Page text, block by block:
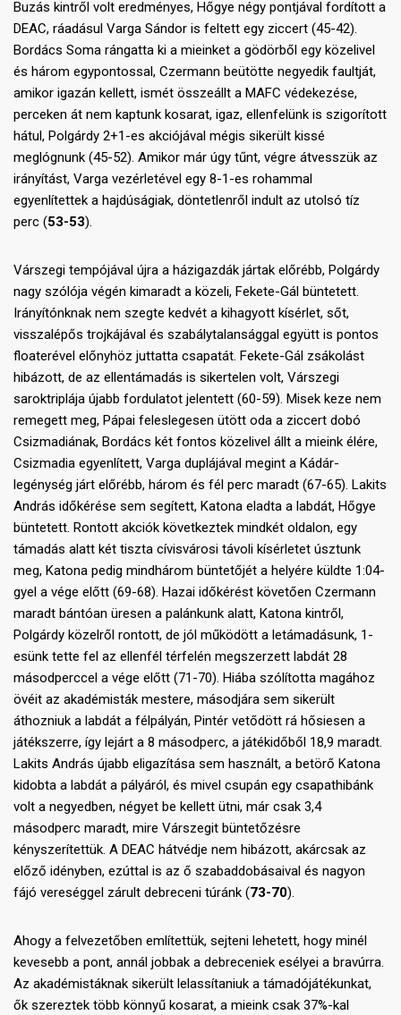
Buzás kintről volt eredményes, Hőgye négy pontjával fordított a
DEAC, ráadásul Varga Sándor is feltett egy ziccert (45-42).
Bordács Soma rángatta ki a mieinket a gödörből egy közelivel
és három egypontossal, Czermann beütötte negyedik faultját,
amikor igazán kellett, ismét összeállt a MAFC védekezése,
perceken át nem kaptunk kosarat, igaz, ellenfelünk is szigorított
hátul, Polgárdy 2+1-es akciójával mégis sikerült kissé
meglógnunk (45-52). Amikor már úgy tűnt, végre átvesszük az
irányítást, Varga vezérletével egy 8-1-es rohammal
egyenlítettek a hajdúságiak, döntetlenről indult az utolsó tíz
perc (53-53).
Várszegi tempójával újra a házigazdák jártak előrébb, Polgárdy
nagy szólója végén kimaradt a közeli, Fekete-Gál büntetett.
Irányítónknak nem szegte kedvét a kihagyott kísérlet, sőt,
visszalépős trojkájával és szabálytalansággal együtt is pontos
floaterével előnyhöz juttatta csapatát. Fekete-Gál zsákolást
hibázott, de az ellentámadás is sikertelen volt, Várszegi
saroktriplája újabb fordulatot jelentett (60-59). Misek keze nem
remegett meg, Pápai feleslegesen ütött oda a ziccert dobó
Csizmadiának, Bordács két fontos közelivel állt a mieink élére,
Csizmadia egyenlített, Varga duplájával megint a Kádár-
legénység járt előrébb, három és fél perc maradt (67-65). Lakits
András időkérése sem segített, Katona eladta a labdát, Hőgye
büntetett. Rontott akciók következtek mindkét oldalon, egy
támadás alatt két tiszta cívisvárosi távoli kísérletet úsztunk
meg, Katona pedig mindhárom büntetőjét a helyére küldte 1:04-
gyel a vége előtt (69-68). Hazai időkérést követően Czermann
maradt bántóan üresen a palánkunk alatt, Katona kintről,
Polgárdy közelről rontott, de jól működött a letámadásunk, 1-
esünk tette fel az ellenfél térfelén megszerzett labdát 28
másodperccel a vége előtt (71-70). Hiába szólította magához
övéit az akadémisták mestere, másodjára sem sikerült
áthozniuk a labdát a félpályán, Pintér vetődött rá hősiesen a
játékszerre, így lejárt a 8 másodperc, a játékidőből 18,9 maradt.
Lakits András újabb eligazítása sem használt, a betörő Katona
kidobta a labdát a pályáról, és mivel csupán egy csapathibánk
volt a negyedben, négyet be kellett ütni, már csak 3,4
másodperc maradt, mire Várszegit büntetőzésre
kényszerítettük. A DEAC hátvédje nem hibázott, akárcsak az
előző idényben, ezúttal is az ő szabaddobásaival és nagyon
fájó vereséggel zárult debreceni túránk (73-70).
Ahogy a felvezetőben említettük, sejteni lehetett, hogy minél
kevesebb a pont, annál jobbak a debreceniek esélyei a bravúrra.
Az akadémistáknak sikerült lelassítaniuk a támadójátékunkat,
ők szereztek több könnyű kosarat, a mieink csak 37%-kal